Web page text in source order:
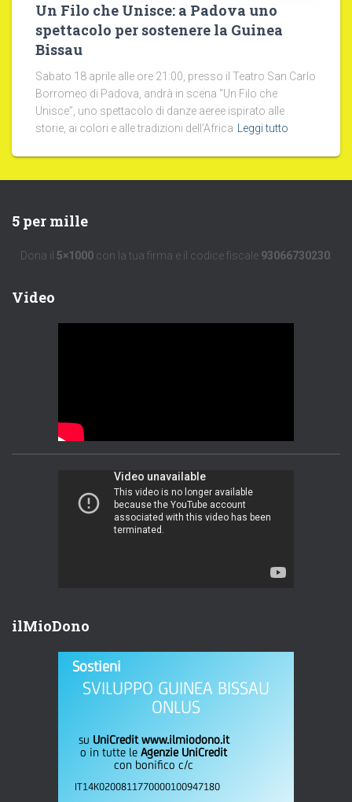
Un Filo che Unisce: a Padova uno
spettacolo per sostenere la Guinea
Bissau
Sabato 18 aprile alle ore 21:00, presso il Teatro San Carlo
Borromeo di Padova, andrà in scena “Un Filo che
Unisce”, uno spettacolo di danze aeree ispirato alle
storie, ai colori e alle tradizioni dell’Africa
Leggi tutto
5 per mille
Dona il 5×1000con la tua firma e il codice fiscale 93066730230.
Video
ilMioDono
Sostieni
SVILUPPO GUINEA BISSAU
ONLUS
su UniCredit www.ilmiodono.it
o in tutte le Agenzie UniCredit
con bonifico c/c
IT14K0200811770000100947180